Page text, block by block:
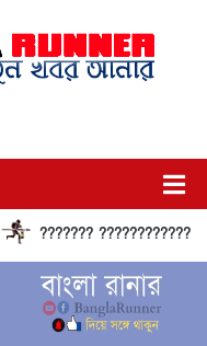
??????? ??????????????